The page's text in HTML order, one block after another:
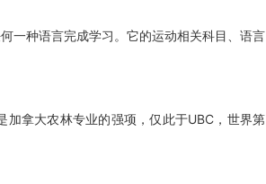
种语言完成学习。它的运动相关科目、语言
拿大农林专业的强项，仅此于UBC，世界第